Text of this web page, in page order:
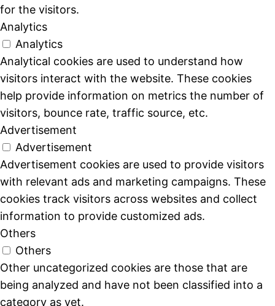
for the visitors.
Analytics
Analytics
Analytical cookies are used to understand how
visitors interact with the website. These cookies
help provide information on metrics the number of
visitors, bounce rate, traffic source, etc.
Advertisement
Advertisement
Advertisement cookies are used to provide visitors
with relevant ads and marketing campaigns. These
cookies track visitors across websites and collect
information to provide customized ads.
Others
Others
Other uncategorized cookies are those that are
being analyzed and have not been classified into a
category as yet.